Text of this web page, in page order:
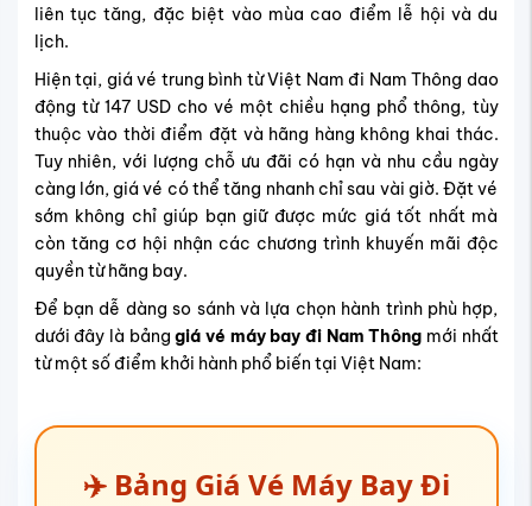
liên tục tăng, đặc biệt vào mùa cao điểm lễ hội và du
lịch.
Hiện tại, giá vé trung bình từ Việt Nam đi Nam Thông dao
động từ 147 USD cho vé một chiều hạng phổ thông, tùy
thuộc vào thời điểm đặt và hãng hàng không khai thác.
Tuy nhiên, với lượng chỗ ưu đãi có hạn và nhu cầu ngày
càng lớn, giá vé có thể tăng nhanh chỉ sau vài giờ. Đặt vé
sớm không chỉ giúp bạn giữ được mức giá tốt nhất mà
còn tăng cơ hội nhận các chương trình khuyến mãi độc
quyền từ hãng bay.
Để bạn dễ dàng so sánh và lựa chọn hành trình phù hợp,
dưới đây là bảng giá vé máy bay đi Nam Thông mới nhất
từ một số điểm khởi hành phổ biến tại Việt Nam:
✈️ Bảng Giá Vé Máy Bay Đi